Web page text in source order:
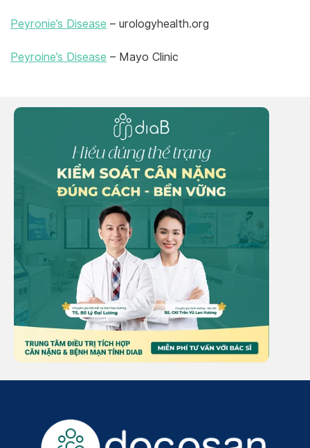
Peyronie’s Disease – urologyhealth.org
Peyroine’s Disease – Mayo Clinic